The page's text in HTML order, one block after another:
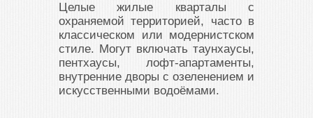
Целые жилые кварталы с
охраняемой территорией, часто в
классическом или модернистском
стиле. Могут включать таунхаусы,
пентхаусы, лофт-апартаменты,
внутренние дворы с озеленением и
искусственными водоёмами.